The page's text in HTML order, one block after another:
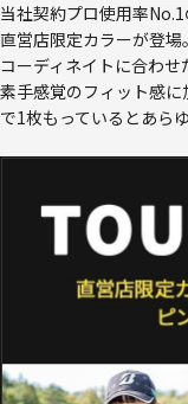
当社契約プロ使用率
直営店限定カラーが登場。
コーディネイトに合わせ
素手感覚のフィット感
で1枚もっているとあら